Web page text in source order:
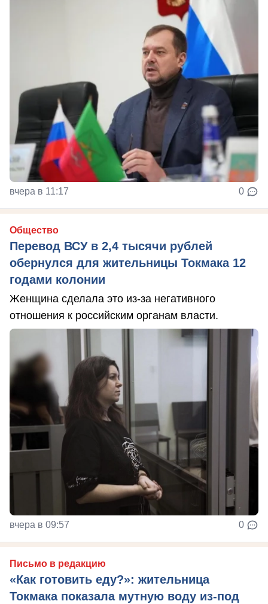
вчера в 11:17 0
Общество
Перевод ВСУ в 2,4 тысячи рублей
обернулся для жительницы Токмака 12
годами колонии
Женщина сделала это из-за негативного
отношения к российским органам власти.
вчера в 09:57 0
Письмо в редакцию
«Как готовить еду?»: жительница
Токмака показала мутную воду из-под